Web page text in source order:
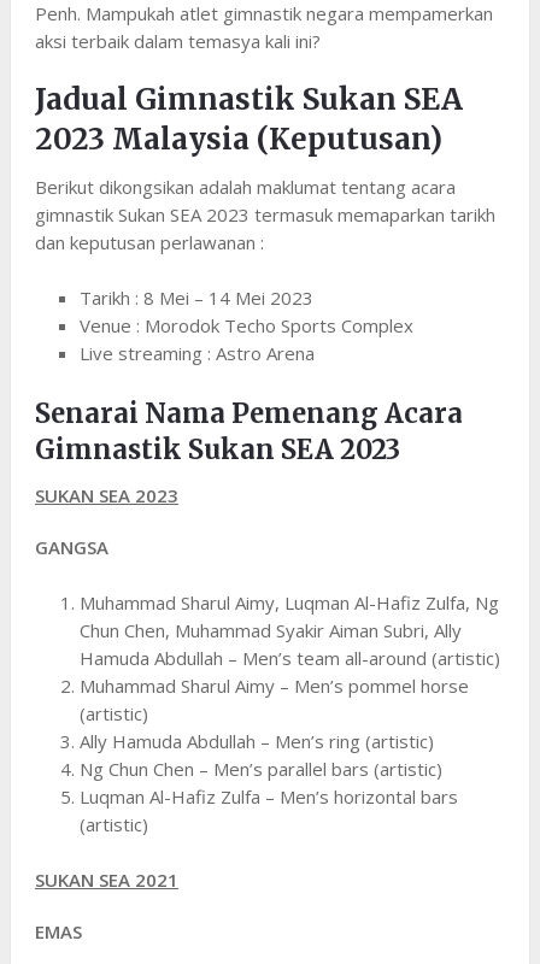
Penh. Mampukah atlet gimnastik negara mempamerkan
aksi terbaik dalam temasya kali ini?
Jadual Gimnastik Sukan SEA
2023 Malaysia (Keputusan)
Berikut dikongsikan adalah maklumat tentang acara
gimnastik Sukan SEA 2023 termasuk memaparkan tarikh
dan keputusan perlawanan :
Tarikh : 8 Mei – 14 Mei 2023
Venue : Morodok Techo Sports Complex
Live streaming : Astro Arena
Senarai Nama Pemenang Acara
Gimnastik Sukan SEA 2023
SUKAN SEA 2023
GANGSA
Muhammad Sharul Aimy, Luqman Al-Hafiz Zulfa, Ng
Chun Chen, Muhammad Syakir Aiman Subri, Ally
Hamuda Abdullah – Men’s team all-around (artistic)
Muhammad Sharul Aimy – Men’s pommel horse
(artistic)
Ally Hamuda Abdullah – Men’s ring (artistic)
Ng Chun Chen – Men’s parallel bars (artistic)
Luqman Al-Hafiz Zulfa – Men’s horizontal bars
(artistic)
SUKAN SEA 2021
EMAS